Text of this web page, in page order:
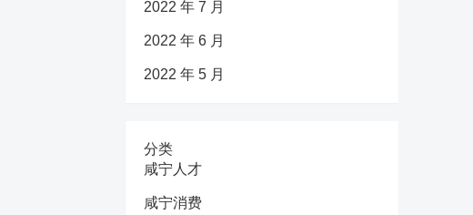
2022 年 7 月
2022 年 6 月
2022 年 5 月
分类
咸宁人才
咸宁消费